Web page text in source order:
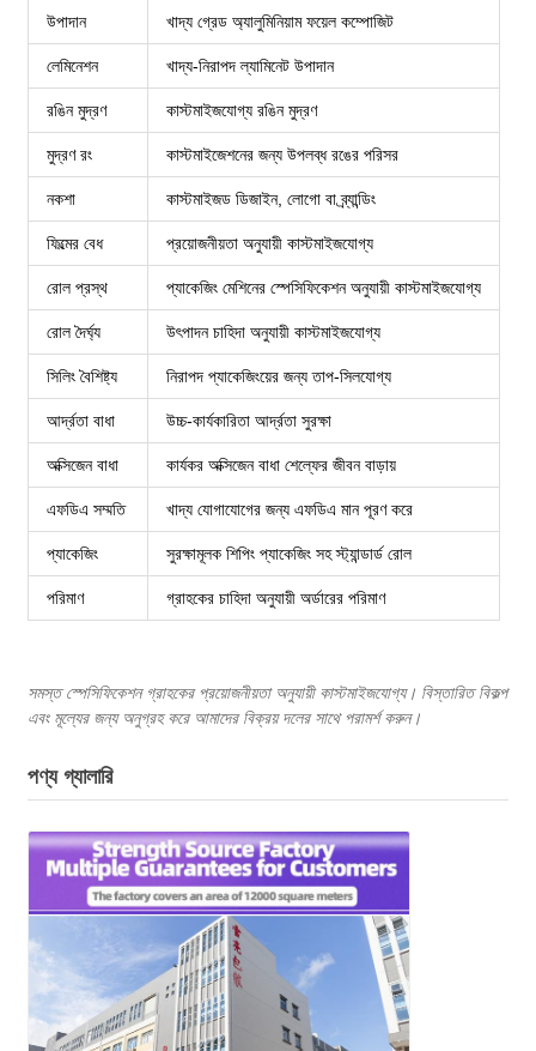
উপাদান খাদ্য গ্রেড অ্যালুমিনিয়াম ফয়েল কম্পোজিট
লেমিনেশন খাদ্য-নিরাপদ ল্যামিনেট উপাদান
রঙিন মুদ্রণ কাস্টমাইজযোগ্য রঙিন মুদ্রণ
মুদ্রণ রং কাস্টমাইজেশনের জন্য উপলব্ধ রঙের পরিসর
নকশা কাস্টমাইজড ডিজাইন, লোগো বা ব্র্যান্ডিং
ফিল্মের বেধ প্রয়োজনীয়তা অনুযায়ী কাস্টমাইজযোগ্য
রোল প্রস্থ প্যাকেজিং মেশিনের স্পেসিফিকেশন অনুযায়ী কাস্টমাইজযোগ্য
রোল দৈর্ঘ্য উৎপাদন চাহিদা অনুযায়ী কাস্টমাইজযোগ্য
সিলিং বৈশিষ্ট্য নিরাপদ প্যাকেজিংয়ের জন্য তাপ-সিলযোগ্য
আর্দ্রতা বাধা উচ্চ-কার্যকারিতা আর্দ্রতা সুরক্ষা
অক্সিজেন বাধা কার্যকর অক্সিজেন বাধা শেল্ফের জীবন বাড়ায়
এফডিএ সম্মতি খাদ্য যোগাযোগের জন্য এফডিএ মান পূরণ করে
প্যাকেজিং সুরক্ষামূলক শিপিং প্যাকেজিং সহ স্ট্যান্ডার্ড রোল
পরিমাণ গ্রাহকের চাহিদা অনুযায়ী অর্ডারের পরিমাণ
সমস্ত স্পেসিফিকেশন গ্রাহকের প্রয়োজনীয়তা অনুযায়ী কাস্টমাইজযোগ্য। বিস্তারিত বিকল্প
এবং মূল্যের জন্য অনুগ্রহ করে আমাদের বিক্রয় দলের সাথে পরামর্শ করুন।
পণ্য গ্যালারি